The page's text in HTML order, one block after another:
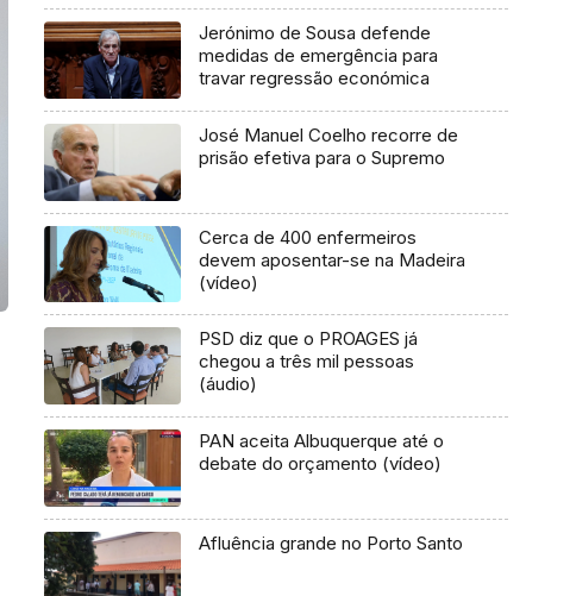
Jerónimo de Sousa defende
medidas de emergência para
travar regressão económica
José Manuel Coelho recorre de
prisão efetiva para o Supremo
Cerca de 400 enfermeiros
devem aposentar-se na Madeira
(vídeo)
PSD diz que o PROAGES já
chegou a três mil pessoas
(áudio)
PAN aceita Albuquerque até o
debate do orçamento (vídeo)
Afluência grande no Porto Santo